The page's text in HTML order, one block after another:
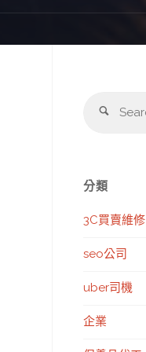
Search
分類
3C買賣維修
seo公司
uber司機
企業